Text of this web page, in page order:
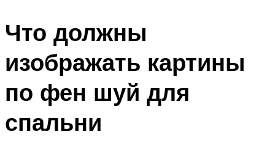
Что должны
изображать картины
по фен шуй для
спальни